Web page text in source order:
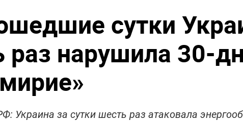
сутки
раз нарушила 30-
Украина за сутки шесть раз атаковала